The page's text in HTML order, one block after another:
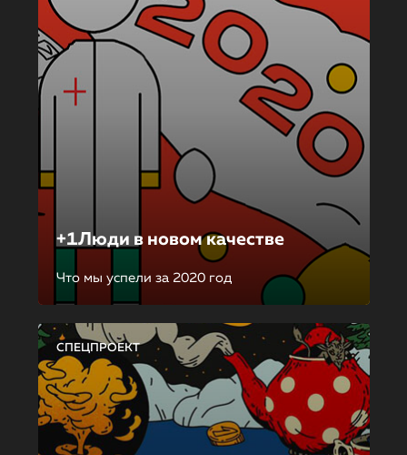
+1Люди в новом качестве
Что мы успели за 2020 год
СПЕЦПРОЕКТ